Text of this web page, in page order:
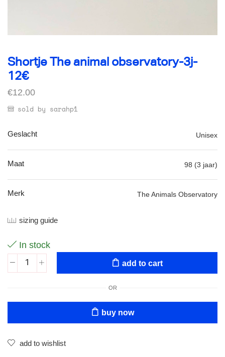
Shortje The animal observatory-3j-
12€
€12.00
sold by sarahp1
Geslacht Unisex
Maat 98 (3 jaar)
Merk The Animals Observatory
sizing guide
In stock
add to cart
OR
buy now
add to wishlist